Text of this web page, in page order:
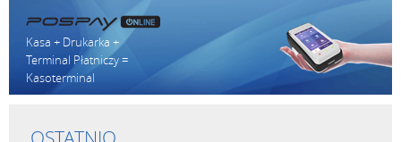
Kasa + Drukarka +
Terminal Płatniczy =
Kasoterminal